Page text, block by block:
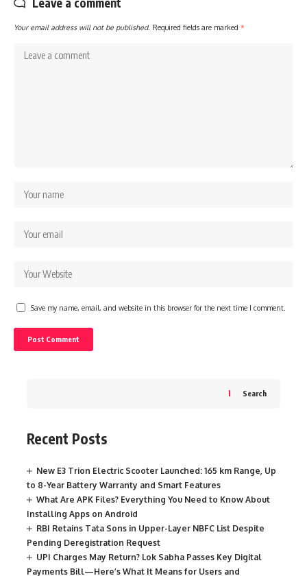
Your email address will not be published. Required fields are marked *
Save my name, email, and website in this browser for the next time I comment.
Search
Recent Posts
New E3 Trion Electric Scooter Launched: 165 km Range, Up
to 8-Year Battery Warranty and Smart Features
What Are APK Files? Everything You Need to Know About
Installing Apps on Android
RBI Retains Tata Sons in Upper-Layer NBFC List Despite
Pending Deregistration Request
UPI Charges May Return? Lok Sabha Passes Key Digital
Payments Bill—Here’s What It Means for Users and